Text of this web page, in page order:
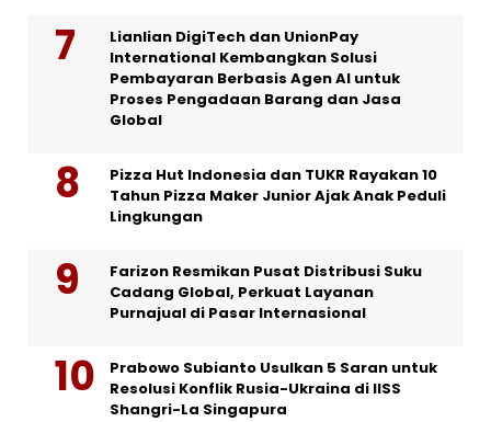
Lianlian DigiTech dan UnionPay
International Kembangkan Solusi
Pembayaran Berbasis Agen AI untuk
Proses Pengadaan Barang dan Jasa
Global
Pizza Hut Indonesia dan TUKR Rayakan 10
Tahun Pizza Maker Junior Ajak Anak Peduli
Lingkungan
Farizon Resmikan Pusat Distribusi Suku
Cadang Global, Perkuat Layanan
Purnajual di Pasar Internasional
Prabowo Subianto Usulkan 5 Saran untuk
Resolusi Konflik Rusia-Ukraina di IISS
Shangri-La Singapura